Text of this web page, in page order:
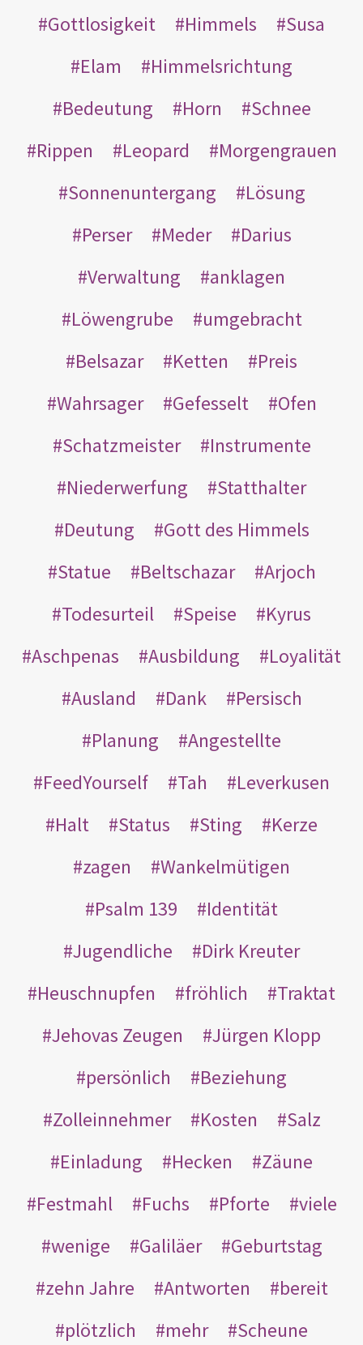
Gottlosigkeit
Himmels
Susa
Elam
Himmelsrichtung
Bedeutung
Horn
Schnee
Rippen
Leopard
Morgengrauen
Sonnenuntergang
Lösung
Perser
Meder
Darius
Verwaltung
anklagen
Löwengrube
umgebracht
Belsazar
Ketten
Preis
Wahrsager
Gefesselt
Ofen
Schatzmeister
Instrumente
Niederwerfung
Statthalter
Deutung
Gott des Himmels
Statue
Beltschazar
Arjoch
Todesurteil
Speise
Kyrus
Aschpenas
Ausbildung
Loyalität
Ausland
Dank
Persisch
Planung
Angestellte
FeedYourself
Tah
Leverkusen
Halt
Status Sting
Kerze
zagen
Wankelmütigen
Psalm 139
Identität
Jugendliche
Dirk Kreuter
Heuschnupfen
fröhlich
Traktat
Jehovas Zeugen
Jürgen Klopp
persönlich
Beziehung
Zolleinnehmer
Kosten
Salz
Einladung
Hecken
Zäune
Festmahl
Fuchs Pforte
viele
wenige
Galiläer
Geburtstag
zehn Jahre
Antworten
bereit
plötzlich
mehr Scheune